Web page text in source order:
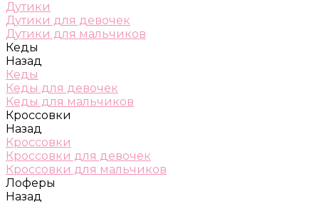
Дутики
Дутики для девочек
Дутики для мальчиков
Кеды
Назад
Кеды
Кеды для девочек
Кеды для мальчиков
Кроссовки
Назад
Кроссовки
Кроссовки для девочек
Кроссовки для мальчиков
Лоферы
Назад